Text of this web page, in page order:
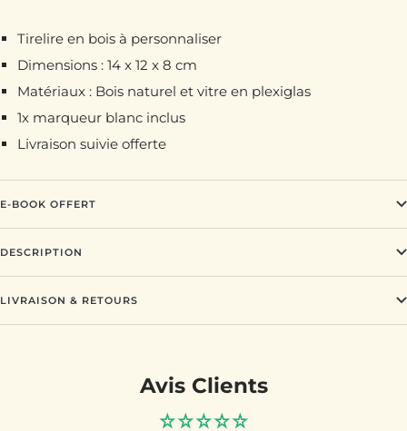
Tirelire en bois à personnaliser
Dimensions : 14 x 12 x 8 cm
Matériaux : Bois naturel et vitre en plexiglas
1x marqueur blanc inclus
Livraison suivie offerte
E-BOOK OFFERT
DESCRIPTION
LIVRAISON & RETOURS
Avis Clients